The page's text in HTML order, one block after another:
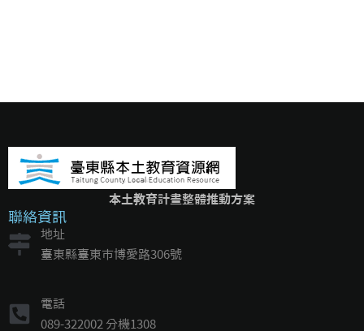
本土教育計畫整體推動方案
聯絡資訊
地址
臺東縣臺東市博愛路306號
電話
089-322002 分機1308